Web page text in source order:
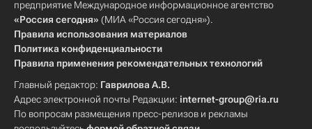
предприятие Международное информационное агентство
«Россия сегодня» (МИА «Россия сегодня»).
Правила использования материалов
Политика конфиденциальности
Правила применения рекомендательных технологий
Главный редактор: Гаврилова А.В.
Адрес электронной почты Редакции: internet-group@ria.ru
По вопросам размещения пресс-релизов и рекламы